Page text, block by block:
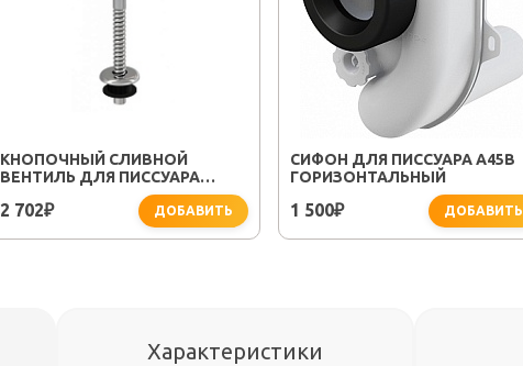
КНОПОЧНЫЙ СЛИВНОЙ
ВЕНТИЛЬ ДЛЯ ПИССУАРА
2 702₽ ДОБАВИТЬ
СИФОН ДЛЯ ПИССУАРА A45B
ГОРИЗОНТАЛЬНЫЙ
1 500₽ ДОБАВИТЬ
Характеристики